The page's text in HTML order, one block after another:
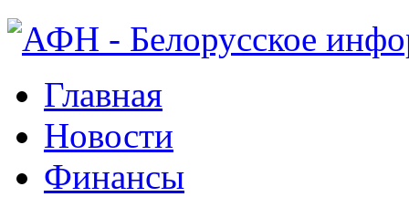
Главная
Новости
Финансы